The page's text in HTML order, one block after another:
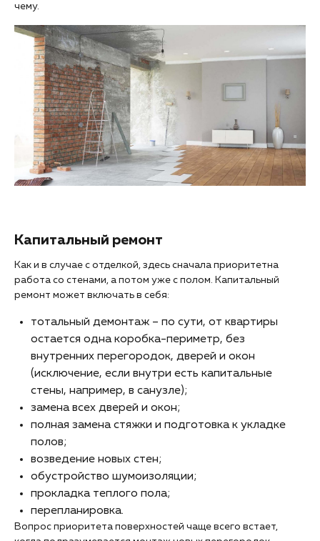
чему.
Капитальный ремонт
Как и в случае с отделкой, здесь сначала приоритетна
работа со стенами, а потом уже с полом. Капитальный
ремонт может включать в себя:
тотальный демонтаж – по сути, от квартиры
остается одна коробка-периметр, без
внутренних перегородок, дверей и окон
(исключение, если внутри есть капитальные
стены, например, в санузле);
замена всех дверей и окон;
полная замена стяжки и подготовка к укладке
полов;
возведение новых стен;
обустройство шумоизоляции;
прокладка теплого пола;
перепланировка.
Вопрос приоритета поверхностей чаще всего встает,